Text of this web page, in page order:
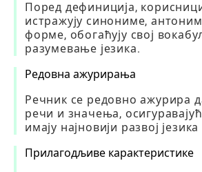
Поред дефиниција,
истражују синониме,
форме, обогаћују свој
разумевање језика.
Редовна ажурирања
Речник се редовно ажурира
речи и значења,
имају најновији развој
Прилагодљиве карактеристике